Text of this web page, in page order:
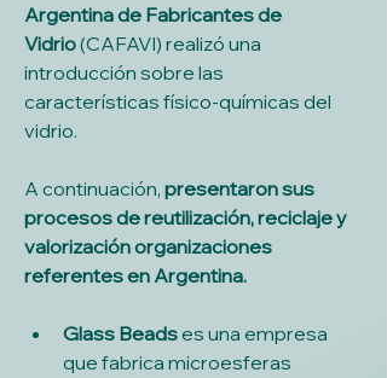
Argentina de Fabricantes de
Vidrio (CAFAVI) realizó una
introducción sobre las
características físico-químicas del
vidrio.
A continuación, presentaron sus
procesos de reutilización, reciclaje y
valorización organizaciones
referentes en Argentina.
Glass Beads es una empresa
que fabrica microesferas